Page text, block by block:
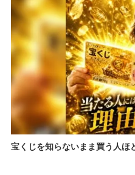
宝くじを知らないまま買う人ほ